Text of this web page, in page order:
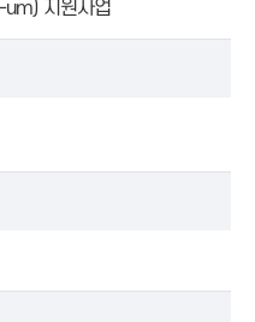
um) 지원사업